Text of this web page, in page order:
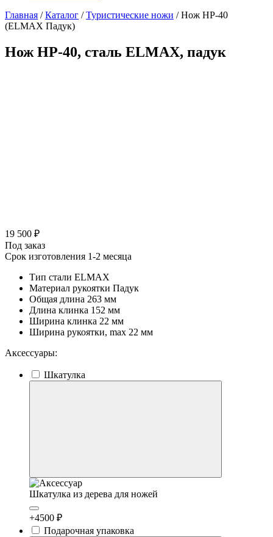
Главная /Каталог /Туристические ножи /Нож НР-40
(ELMAX Падук)
Нож НР-40, сталь ELMAX, падук
19 500 ₽
Под заказ
Срок изготовления 1-2 месяца
Тип стали ELMAX
Материал рукоятки Падук
Общая длина 263 мм
Длина клинка 152 мм
Ширина клинка 22 мм
Ширина рукоятки, max 22 мм
Аксессуары:
Шкатулка
Шкатулка из дерева для ножей
+4500 ₽
Подарочная упаковка